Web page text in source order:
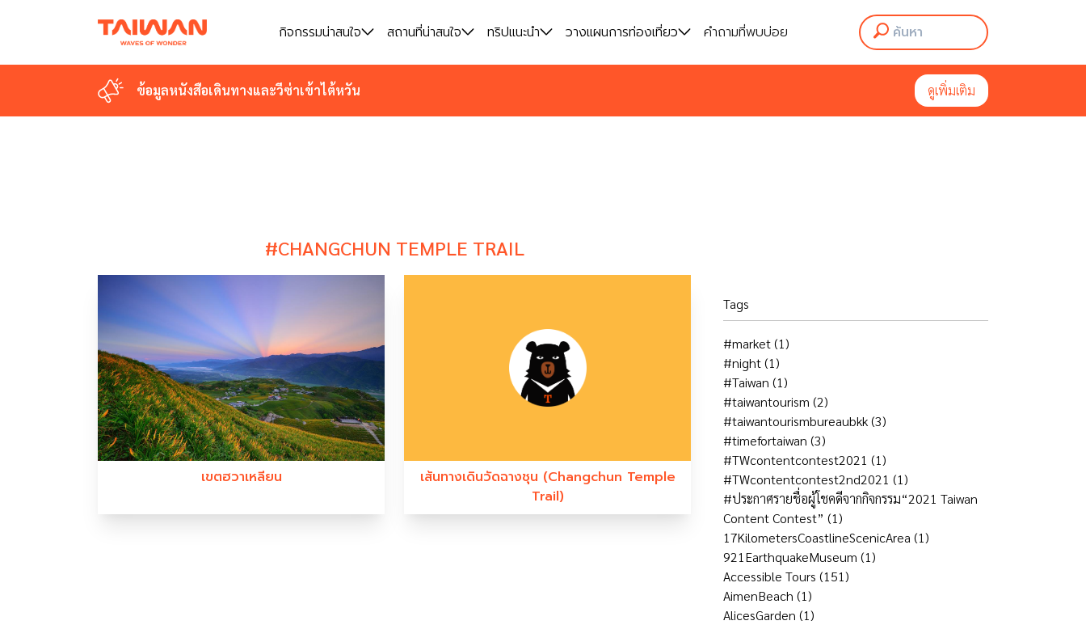
กิจกรรมน่าสนใจ สถานที่น่าสนใจ ทริปแนะนำ วางแผนการท่องเที่ยว คำถามที่พบบ่อย
ข้อมูลหนังสือเดินทางและวีซ่าเข้าไต้หวัน ดูเพิ่มเติม
กิจกรรมน่าสนใจ สถานที่น่าสนใจ ทริปแนะนำ วางแผนการท่องเที่ยว คำถามที่พบบ่อย
ข้อมูลหนังสือเดินทางและวีซ่าเข้าไต้หวัน ดูเพิ่มเติม
#CHANGCHUN TEMPLE TRAIL
เขตฮวาเหลียน
เส้นทางเดินวัดฉางชุน (Changchun Temple
Trail)
Tags
#market(1)
#night(1)
#Taiwan (1)
#taiwantourism (2)
#taiwantourismbureaubkk(3)
#timefortaiwan (3)
#TWcontentcontest2021 (1)
#TWcontentcontest2nd2021 (1)
#ประกาศรายชื่อผู้โชคดีจากกิจกรรม“2021 Taiwan
Content Contest” (1)
17KilometersCoastlineScenicArea (1)
921EarthquakeMuseum (1)
Accessible Tours (151)
AimenBeach (1)
AlicesGarden (1)